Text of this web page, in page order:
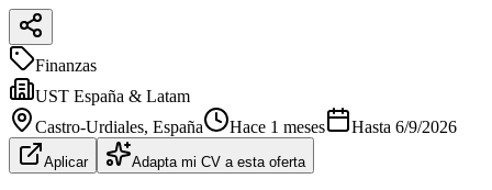
Finanzas
UST España & Latam
Castro-Urdiales, España Hace 1 meses Hasta 6/9/2026
Aplicar Adapta mi CV a esta oferta